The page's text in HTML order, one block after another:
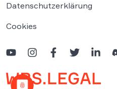
Datenschutzerklärung
Cookies